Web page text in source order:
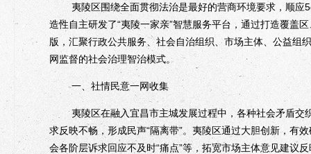
夷陵区围绕全面贯彻法治是最好的营商环境要求，顺应
造性自主研发了“夷陵一家亲”智慧服务平台，通过打造覆盖
版，汇聚行政公共服务、社会自治组织、市场主体、公益组
网监督的社会治理智治模式。
一、社情民意一网收集
夷陵区在融入宜昌市主城发展过程中，各种社会矛盾交
求反映不畅，形成民声“隔离带”。夷陵区通过大胆创新，有
会各阶层诉求回应不及时“痛点”等，拓宽市场主体意见建议